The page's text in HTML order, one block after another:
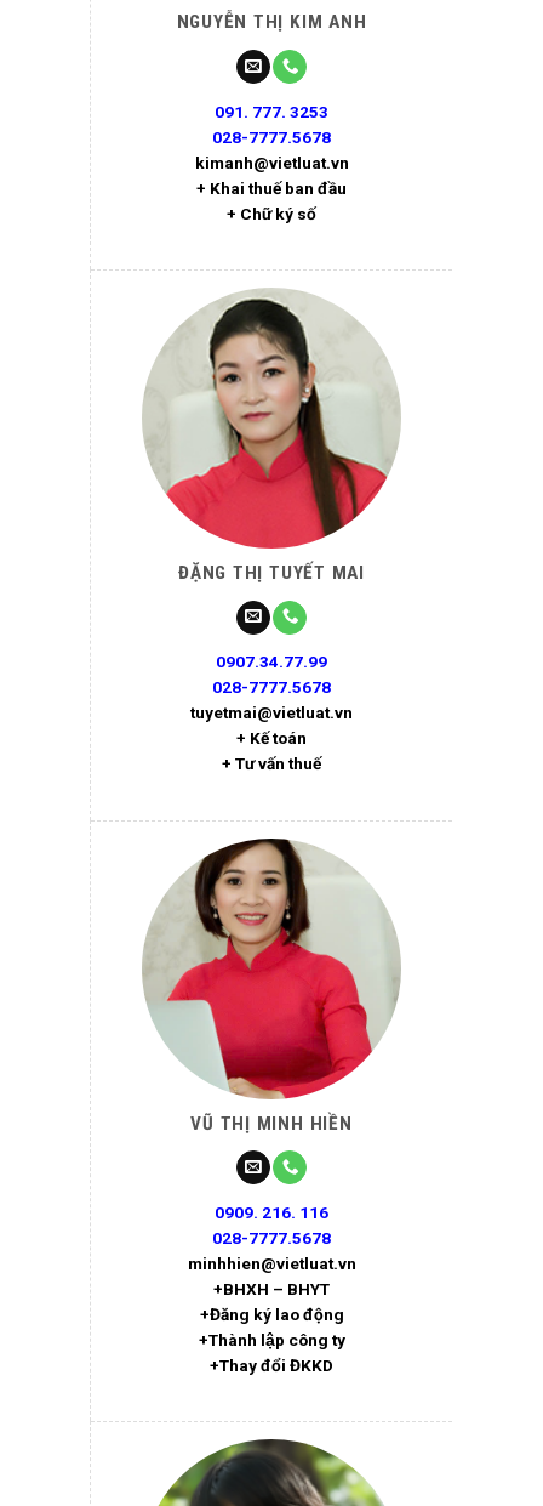
NGUYỄN THỊ KIM ANH
091. 777. 3253
028-7777.5678
kimanh@vietluat.vn
+ Khai thuế ban đầu
+ Chữ ký số
ĐẶNG THỊ TUYẾT MAI
0907.34.77.99
028-7777.5678
tuyetmai@vietluat.vn
+ Kế toán
+ Tư vấn thuế
VŨ THỊ MINH HIỀN
0909. 216. 116
028-7777.5678
minhhien@vietluat.vn
+BHXH – BHYT
+Đăng ký lao động
+Thành lập công ty
+Thay đổi ĐKKD